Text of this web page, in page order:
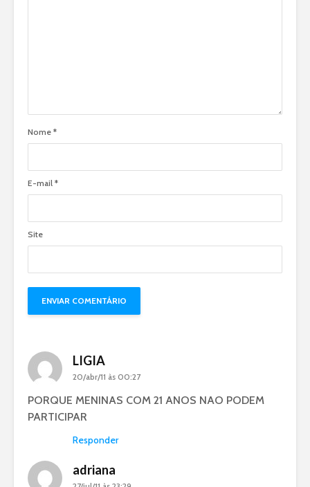
Nome *
E-mail *
Site
LIGIA
20/abr/11 às 00:27
PORQUE MENINAS COM 21 ANOS NAO PODEM
PARTICIPAR
Responder
adriana